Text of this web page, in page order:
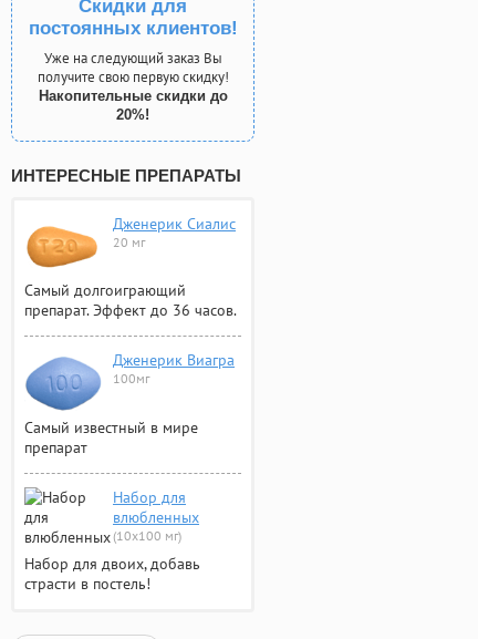
Скидки для
постоянных клиентов!
Уже на следующий заказ Вы
получите свою первую скидку!
Накопительные скидки до
20%!
ИНТЕРЕСНЫЕ ПРЕПАРАТЫ
Дженерик Сиалис
20 мг
Самый долгоиграющий
препарат. Эффект до 36 часов.
Дженерик Виагра
100мг
Самый известный в мире
препарат
Набор для
влюбленных
(10х100 мг)
Набор для двоих, добавь
страсти в постель!